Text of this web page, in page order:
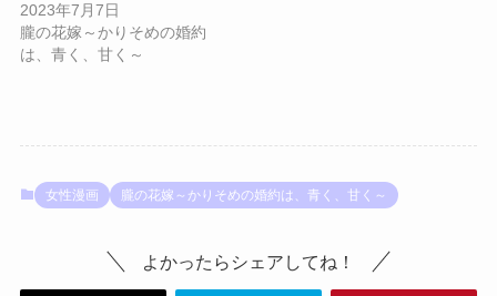
2023年7月7日
朧の花嫁～かりそめの婚約
は、青く、甘く～
女性漫画 朧の花嫁～かりそめの婚約は、青く、甘く～
よかったらシェアしてね！